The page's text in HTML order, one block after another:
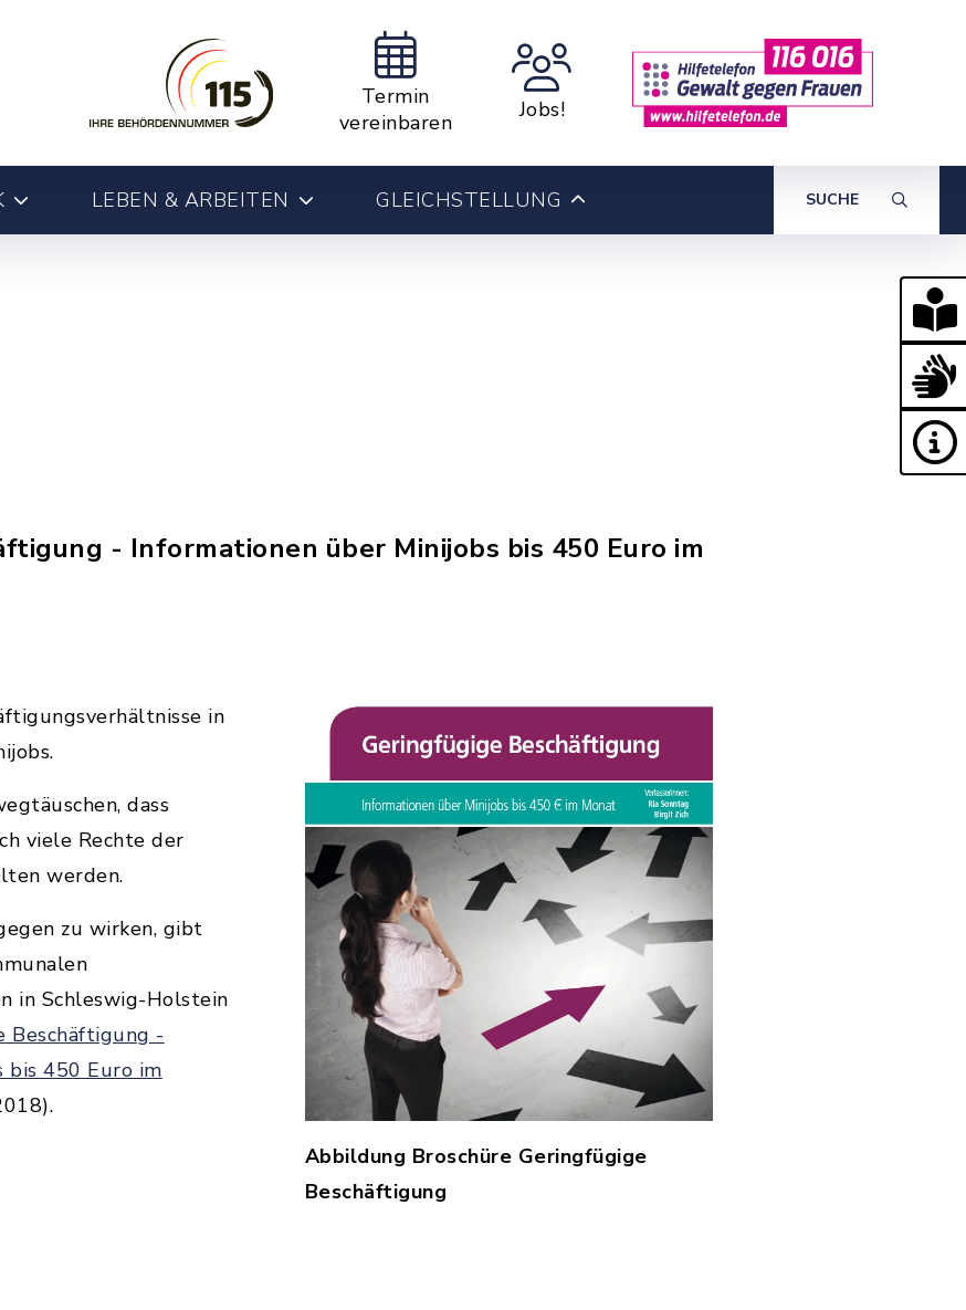
Termin
vereinbaren
Jobs!
LEBEN & ARBEITEN GLEICHSTELLUNG SUCHE
- Informationen über Minijobs bis 450 Euro im
Abbildung Broschüre Geringfügige
Beschäftigung
in
dass
viele Rechte der
werden.
zu wirken, gibt
in Schleswig-Holstein
Beschäftigung -
bis 450 Euro im